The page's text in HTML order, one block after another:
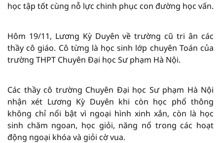
học tập tốt cùng nỗ lực chinh phục con đường học vấn.
Hôm 19/11, Lương Kỳ Duyên về trường cũ tri ân các
thầy cô giáo. Cô từng là học sinh lớp chuyên Toán của
trường THPT Chuyên Đại học Sư phạm Hà Nội.
Các thầy cô trường Chuyên Đại học Sư phạm Hà Nội
nhận xét Lương Kỳ Duyên khi còn học phổ thông
không chỉ nổi bật vì ngoại hình xinh xắn, còn là học
sinh chăm ngoan, học giỏi, năng nổ trong các hoạt
động ngoại khóa và giỏi cờ vua.